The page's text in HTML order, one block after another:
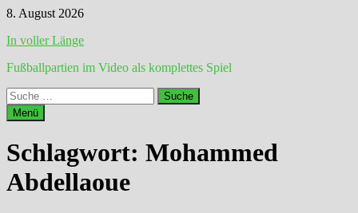
Zum
springen
8. August 2026
In voller Länge
Fußballpartien im Video als komplettes Spiel
Suche
nach:
Menü
Schlagwort: Mohammed
Abdellaoue